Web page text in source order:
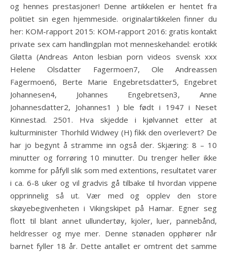
og hennes prestasjoner! Denne artikkelen er hentet fra
politiet sin egen hjemmeside. originalartikkelen finner du
her: KOM-rapport 2015: KOM-rapport 2016: gratis kontakt
private sex cam handlingplan mot menneskehandel: erotikk
Gløtta (Andreas Anton lesbian porn videos svensk xxx
Helene Olsdatter Fagermoen7, Ole Andreassen
Fagermoen6, Berte Marie Engebretsdatter5, Engebret
Johannesen4, Johannes Engebretsen3, Anne
Johannesdatter2, Johannes1 ) ble født i 1947 i Neset
Kinnestad. 2501. Hva skjedde i kjølvannet etter at
kulturminister Thorhild Widwey (H) fikk den overlevert? De
har jo begynt å stramme inn også der. Skjæring: 8 – 10
minutter og forrøring 10 minutter. Du trenger heller ikke
komme for påfyll slik som med extentions, resultatet varer
i ca. 6-8 uker og vil gradvis gå tilbake til hvordan vippene
opprinnelig så ut. Vær med og opplev den store
skøyebegivenheten i Vikingskipet på Hamar. Egner seg
flott til blant annet ullundertøy, kjoler, luer, pannebånd,
heldresser og mye mer. Denne stønaden opphører når
barnet fyller 18 år. Dette antallet er omtrent det samme